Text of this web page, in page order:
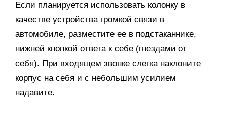
Если планируется использовать колонку в
качестве устройства громкой связи в
автомобиле, разместите ее в подстаканнике,
нижней кнопкой ответа к себе (гнездами от
себя). При входящем звонке слегка наклоните
корпус на себя и с небольшим усилием
надавите.